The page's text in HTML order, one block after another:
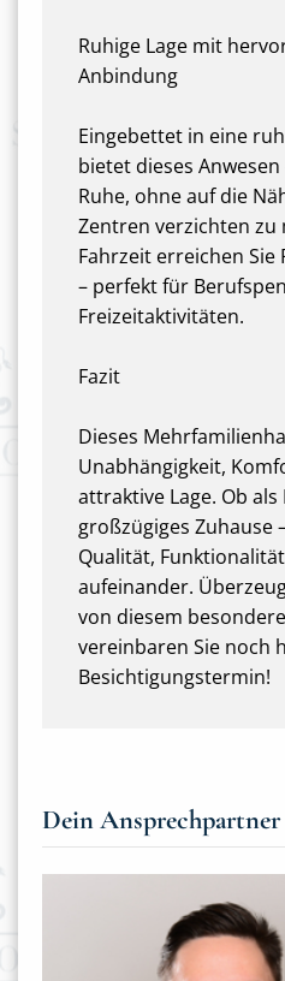
Ruhige Lage mit
Anbindung
Eingebettet in eine
bietet dieses
Ruhe, ohne auf die
Zentren verzichten zu
Fahrzeit erreichen
– perfekt für
Freizeitaktivitäten.
Fazit
Dieses
Unabhängigkeit,
attraktive Lage. Ob
großzügiges Zuhause
Qualität,
aufeinander.
von diesem
vereinbaren Sie noch
Besichtigungstermin!
Dein Ansprechpartner